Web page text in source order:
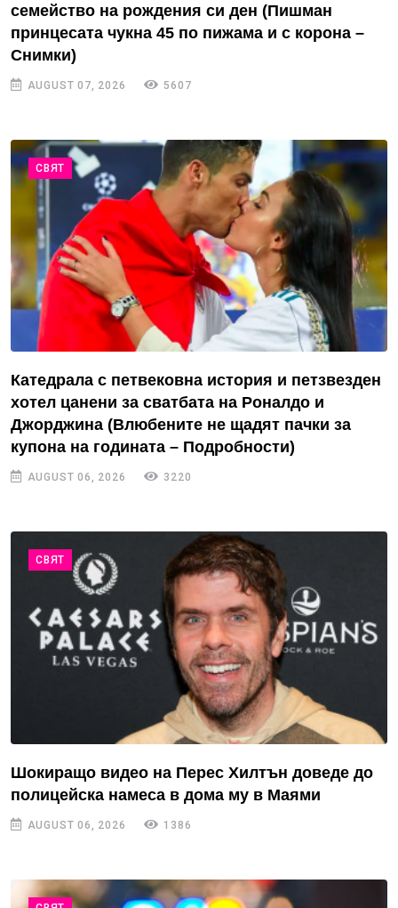
семейство на рождения си ден (Пишман
принцесата чукна 45 по пижама и с корона –
Снимки)
AUGUST 07, 2026 5607
СВЯТ
Катедрала с петвековна история и петзвезден
хотел цанени за сватбата на Роналдо и
Джорджина (Влюбените не щадят пачки за
купона на годината – Подробности)
AUGUST 06, 2026 3220
СВЯТ
Шокиращо видео на Перес Хилтън доведе до
полицейска намеса в дома му в Маями
AUGUST 06, 2026 1386